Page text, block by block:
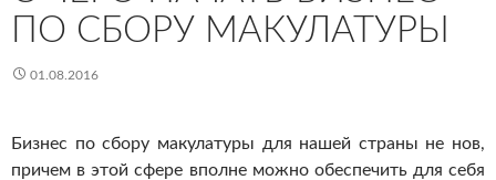
ПО СБОРУ МАКУЛАТУРЫ
01.08.2016
Бизнес по сбору макулатуры для нашей страны не нов,
причем в этой сфере вполне можно обеспечить для себя